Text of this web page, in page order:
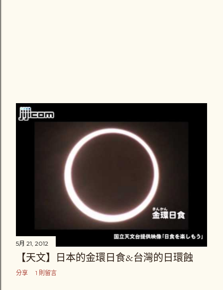
5月 21, 2012
【天文】日本的金環日食&台灣的日環蝕
分享 1 則留言